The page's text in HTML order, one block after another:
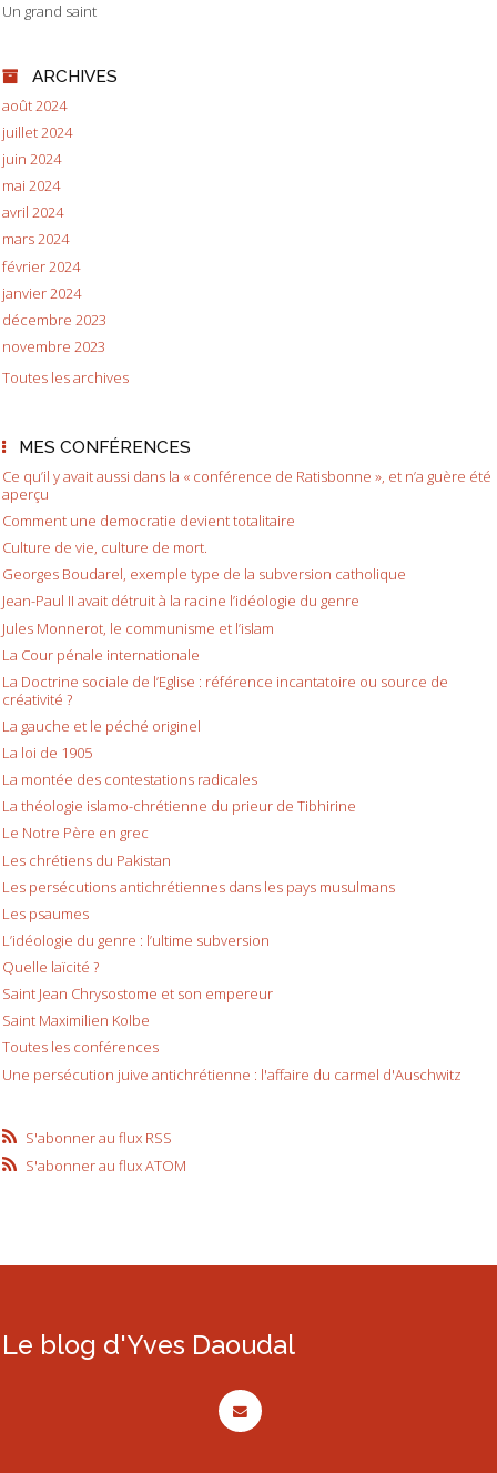
Un grand saint
ARCHIVES
août 2024
juillet 2024
juin 2024
mai 2024
avril 2024
mars 2024
février 2024
janvier 2024
décembre 2023
novembre 2023
Toutes les archives
MES CONFÉRENCES
Ce qu’il y avait aussi dans la « conférence de Ratisbonne », et n’a guère été
aperçu
Comment une democratie devient totalitaire
Culture de vie, culture de mort.
Georges Boudarel, exemple type de la subversion catholique
Jean-Paul II avait détruit à la racine l’idéologie du genre
Jules Monnerot, le communisme et l’islam
La Cour pénale internationale
La Doctrine sociale de l’Eglise : référence incantatoire ou source de
créativité ?
La gauche et le péché originel
La loi de 1905
La montée des contestations radicales
La théologie islamo-chrétienne du prieur de Tibhirine
Le Notre Père en grec
Les chrétiens du Pakistan
Les persécutions antichrétiennes dans les pays musulmans
Les psaumes
L’idéologie du genre : l’ultime subversion
Quelle laïcité ?
Saint Jean Chrysostome et son empereur
Saint Maximilien Kolbe
Toutes les conférences
Une persécution juive antichrétienne : l'affaire du carmel d'Auschwitz
S'abonner au flux RSS
S'abonner au flux ATOM
Le blog d'Yves Daoudal